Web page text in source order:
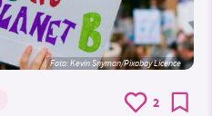
Foto:Kevin Snyman/Pixabay Licence
2